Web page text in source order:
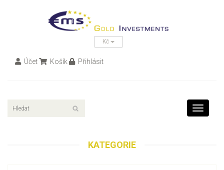
Kč
Účet Košík Přihlásit
Toggle
KATEGORIE